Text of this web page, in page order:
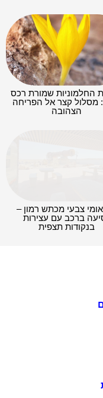
החלמוניות שמורת רכס
מסלול קצר אל הפריחה
הצהובה
צבעי מכתש רמון –
ברכב עם עצירות
בנקודות תצפית